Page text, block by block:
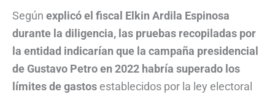
Según explicó el fiscal Elkin Ardila Espinosa
durante la diligencia, las pruebas recopiladas por
la entidad indicarían que la campaña presidencial
de Gustavo Petro en 2022 habría superado los
límites de gastos establecidos por la ley electoral